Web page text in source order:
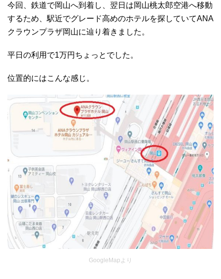
今回、鉄道で岡山へ到着し、翌日は岡山桃太郎空港へ移動
するため、駅近でグレード高めのホテルを探していてANA
クラウンプラザ岡山に辿り着きました。
平日の利用で1万円ちょっとでした。
位置的にはこんな感じ。
GoogleMapより